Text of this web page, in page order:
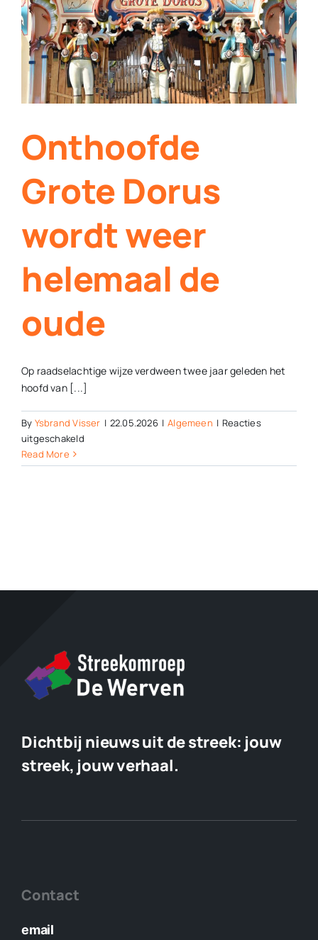
Contact
Plaats je eigen nieuws
Onthoofde
Grote Dorus
wordt weer
helemaal de
oude
Op raadselachtige wijze verdween twee jaar geleden het
hoofd van [...]
By Ysbrand Visser | 22.05.2026 | Algemeen | Reacties
uitgeschakeldvoor
Grote
Read More
Dichtbij nieuws uit de streek: jouw
streek, jouw verhaal.
Contact
email